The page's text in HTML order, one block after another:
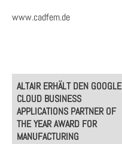
www.cadfem.de
Post
navigation
ALTAIR ERHÄLT DEN GOOGLE
CLOUD BUSINESS
APPLICATIONS PARTNER OF
THE YEAR AWARD FOR
MANUFACTURING